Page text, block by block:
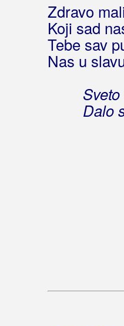
Zdravo
Koji sad
Tebe sav
Nas u
Dalo